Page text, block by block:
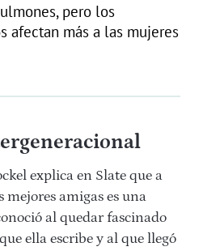
pero los
afectan más a las mujeres
explica en Slate que a
mejores amigas es una
al quedar fascinado
ella escribe y al que llegó